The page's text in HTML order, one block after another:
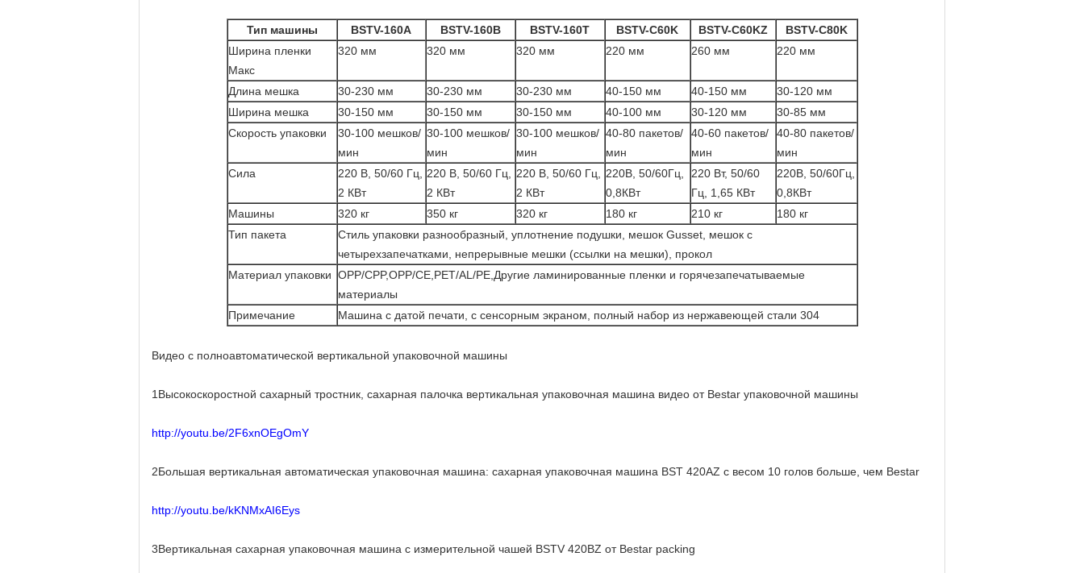
Тип машины BSTV-160A BSTV-160B BSTV-160T BSTV-C60K BSTV-C60KZ
BSTV-C80K
Ширина пленки
Макс
320 мм 320 мм 320 мм 220 мм 260 мм 220 мм
Длина мешка 30-230 мм 30-230 мм 30-230 мм 40-150 мм 40-150 мм
30-120 мм
Ширина мешка
30-150 мм 30-150 мм 30-150 мм 40-100 мм 30-120 мм
30-85 мм
Скорость упаковки
30-100 мешков/
мин
30-100 мешков/
мин
30-100 мешков/
мин
40-80 пакетов/
мин
40-60 пакетов/
мин
40-80 пакетов/
мин
Сила
220 В, 50/60 Гц,
2 КВт
220 В, 50/60 Гц,
2 КВт
220 В, 50/60 Гц,
2 КВт
220В, 50/60Гц,
0,8КВт
220 Вт, 50/60
Гц, 1,65 КВт
220В, 50/60Гц,
0,8КВт
Машины
320 кг 350 кг 320 кг 180 кг 210 кг
180 кг
Тип пакета
Стиль упаковки разнообразный, уплотнение подушки, мешок Gusset, мешок с
четырехзапечатками, непрерывные мешки (ссылки на мешки), прокол
Материал упаковки OPP/CPP,OPP/CE,PET/AL/PE,Другие ламинированные пленки и горячезапечатываемые
материалы
Примечание
Машина с датой печати, с сенсорным экраном, полный набор из нержавеющей стали 304
Видео с полноавтоматической вертикальной упаковочной машины
1Высокоскоростной сахарный тростник, сахарная палочка вертикальная упаковочная машина видео от Bestar упаковочной машины
http://youtu.be/2F6xnOEgOmY
2Большая вертикальная автоматическая упаковочная машина: сахарная упаковочная машина BST 420AZ с весом 10 голов больше, чем Bestar
http://youtu.be/kKNMxAI6Eys
3Вертикальная сахарная упаковочная машина с измерительной чашей BSTV 420BZ от Bestar packing